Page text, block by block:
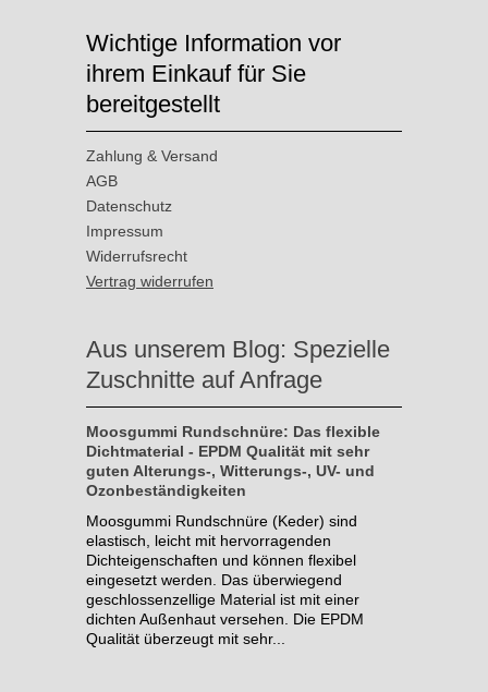
Wichtige Information vor
ihrem Einkauf für Sie
bereitgestellt
Zahlung & Versand
AGB
Datenschutz
Impressum
Widerrufsrecht
Vertrag widerrufen
Aus unserem Blog: Spezielle
Zuschnitte auf Anfrage
Moosgummi Rundschnüre: Das flexible
Dichtmaterial - EPDM Qualität mit sehr
guten Alterungs-, Witterungs-, UV- und
Ozonbeständigkeiten
Moosgummi Rundschnüre (Keder) sind
elastisch, leicht mit hervorragenden
Dichteigenschaften und können flexibel
eingesetzt werden. Das überwiegend
geschlossenzellige Material ist mit einer
dichten Außenhaut versehen. Die EPDM
Qualität überzeugt mit sehr...